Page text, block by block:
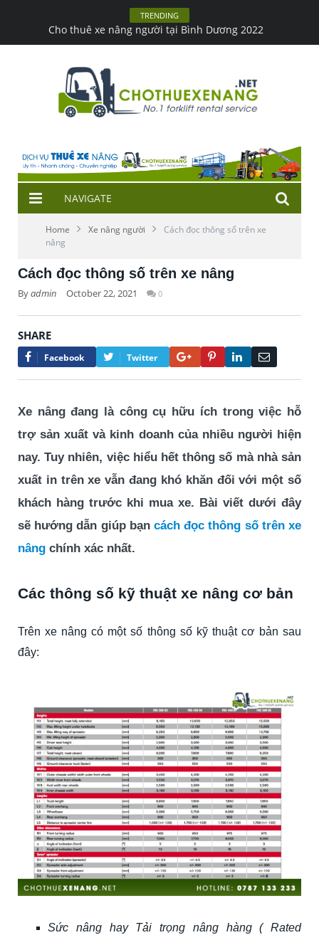
TRENDING
Xe nâng hàng trong kho & những lưu ý khi lái
NAVIGATE
Home Xe nâng người
Cách đọc thông số trên xe
nâng
Cách đọc thông số trên xe nâng
Byadmin October 22, 2021 0
SHARE
Facebook Twitter Google+PinterestLinkedIn
Xe nâng đang là công cụ hữu ích trong việc hỗ
trợ sản xuất và kinh doanh của nhiều người hiện
nay. Tuy nhiên, việc hiểu hết thông số mà nhà sản
xuất in trên xe vẫn đang khó khăn đối với một số
khách hàng trước khi mua xe. Bài viết dưới đây
sẽ hướng dẫn giúp bạn cách đọc thông số trên xe
nâng chính xác nhất.
Các thông số kỹ thuật xe nâng cơ bản
Trên xe nâng có một số thông số kỹ thuật cơ bản sau
đây:
Sức nâng hay Tải trọng nâng hàng ( Rated